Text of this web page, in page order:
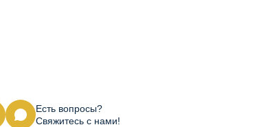
Есть вопросы?
Свяжитесь с нами!